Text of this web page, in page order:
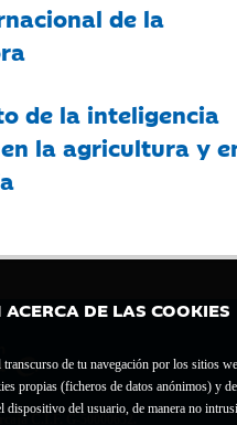
DE LAS COOKIES
transcurso de tu navegación por los sitios
propias (ficheros de datos anónimos) y
dispositivo del usuario, de manera no
de la
de la inteligencia
la agricultura y
C.I.F. G-50000652.